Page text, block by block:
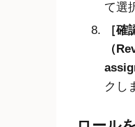
て選
確
（
クし